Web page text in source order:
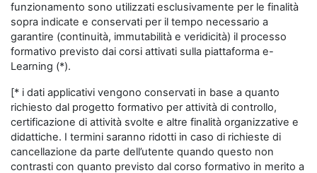
funzionamento sono utilizzati esclusivamente per le finalità
sopra indicate e conservati per il tempo necessario a
garantire (continuità, immutabilità e veridicità) il processo
formativo previsto dai corsi attivati sulla piattaforma e-
Learning (*).
[* i dati applicativi vengono conservati in base a quanto
richiesto dal progetto formativo per attività di controllo,
certificazione di attività svolte e altre finalità organizzative e
didattiche. I termini saranno ridotti in caso di richieste di
cancellazione da parte dell’utente quando questo non
contrasti con quanto previsto dal corso formativo in merito a